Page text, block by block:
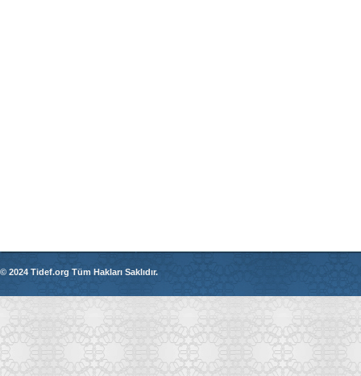
© 2024 Tidef.org Tüm Hakları Saklıdır.